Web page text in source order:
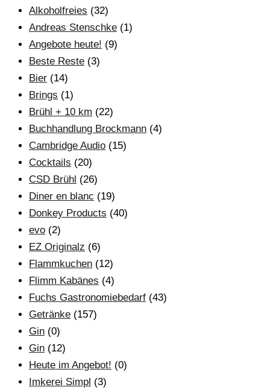
Alkoholfreies (32)
Andreas Stenschke (1)
Angebote heute! (9)
Beste Reste (3)
Bier (14)
Brings (1)
Brühl + 10 km (22)
Buchhandlung Brockmann (4)
Cambridge Audio (15)
Cocktails (20)
CSD Brühl (26)
Diner en blanc (19)
Donkey Products (40)
evo (2)
EZ Originalz (6)
Flammkuchen (12)
Flimm Kabänes (4)
Fuchs Gastronomiebedarf (43)
Getränke (157)
Gin (0)
Gin (12)
Heute im Angebot! (0)
Imkerei Simpl (3)